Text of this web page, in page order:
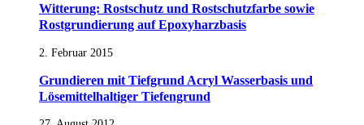
Witterung: Rostschutz und Rostschutzfarbe sowie
Rostgrundierung auf Epoxyharzbasis
2. Februar 2015
Grundieren mit Tiefgrund Acryl Wasserbasis und
Lösemittelhaltiger Tiefengrund